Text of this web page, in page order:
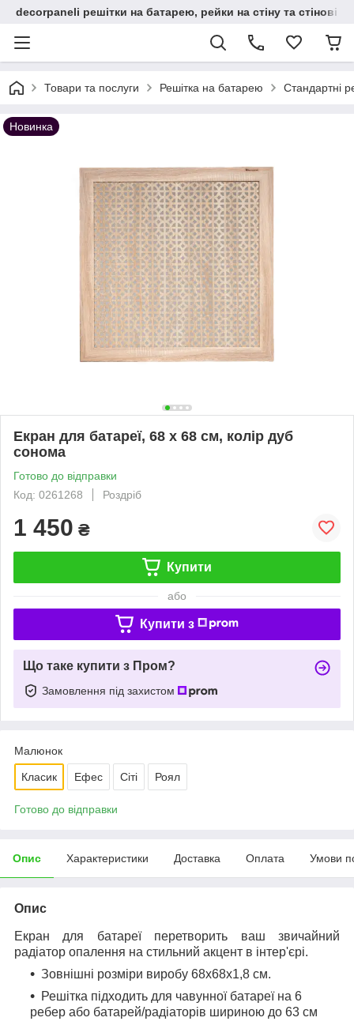
decorpaneli решітки на батарею, рейки на стіну та стінові
Товари та послуги Решітка на батарею Стандартні
Новинка
Екран для батареї, 68 х 68 см, колір дуб
сонома
Готово до відправки
Код: 0261268
Роздріб
1 450 ₴
Купити
або
Купити з
Що таке купити з Пром?
Замовлення під захистом
Малюнок
Класик Ефес Сіті Роял
Готово до відправки
Опис Характеристики Доставка Оплата Умови
Опис
Екран для батареї перетворить ваш звичайний
радіатор опалення на стильний акцент в інтер'єрі.
Зовнішні розміри виробу 68х68х1,8 см.
Решітка підходить для чавунної батареї на 6
ребер або батарей/радіаторів шириною до 63 см